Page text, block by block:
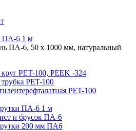
ПА-6 1 м
ПА-6, 50 х 1000 мм, натуральный
PET-100, PEEK -324
PET-100
PET-100
ПА-6 1 м
и брусок ПА-6
200 мм ПА6